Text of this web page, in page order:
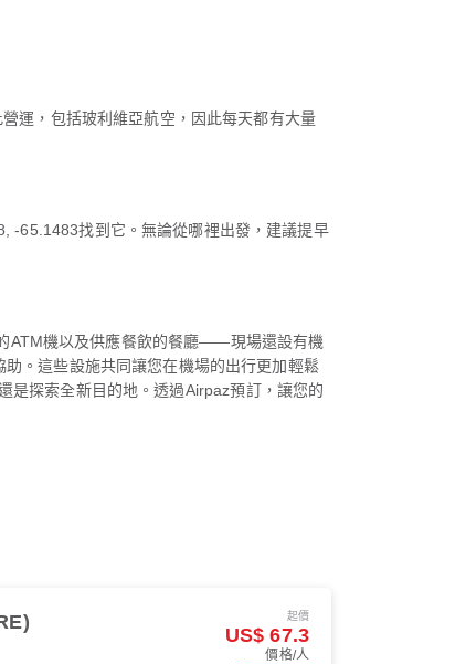
運，包括玻利維亞航空，因此每天都有大量
-65.1483找到它。無論從哪裡出發，建議提早
ATM機以及供應餐飲的餐廳——現場還設有機
。這些設施共同讓您在機場的出行更加輕鬆
探索全新目的地。透過Airpaz預訂，讓您的
起價
US$ 67.3
價格/人